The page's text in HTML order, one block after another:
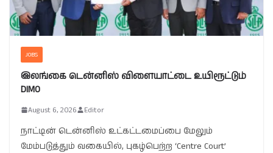
JOBS
இலங்கை டென்னிஸ் விளையாட்டை உயிரூட்டும்
DIMO
August 6, 2026 Editor
நாட்டின் டென்னிஸ் உட்கட்டமைப்பை மேலும்
மேம்படுத்தும் வகையில், புகழ்பெற்ற ‘Centre Court’